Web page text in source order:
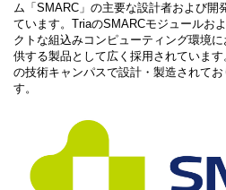
ム「SMARC」の主要な設計者および開
ています。TriaのSMARCモジュールお
クトな組込みコンピューティング環境
供する製品として広く採用されていま
の技術キャンパスで設計・製造されて
す。